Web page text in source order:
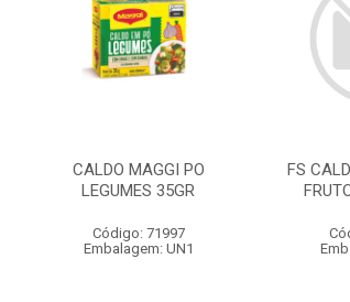
CALDO MAGGI PO
LEGUMES 35GR
Código: 71997
Embalagem: UN1
FS